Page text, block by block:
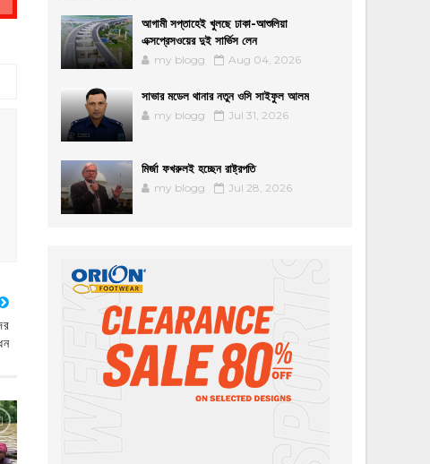
আগামী সপ্তাহেই খুলছে ঢাকা-আশুলিয়া
এক্সপ্রেসওয়ের দুই সার্ভিস লেন
my blogg Aug 04, 2026
সাভার মডেল থানার নতুন ওসি সাইফুল আলম
my blogg Jul 31, 2026
মির্জা ফখরুলই হচ্ছেন রাষ্ট্রপতি
my blogg Jul 28, 2026